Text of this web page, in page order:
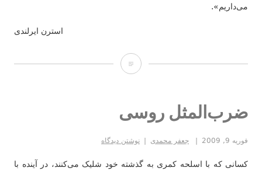
می‌داریم».
استرن ایرلندی
محبت
ضرب‌المثل روسی
فوریه 9, 2009 جعفر محمدی نوشتن دیدگاه
کسانی که با اسلحه کمری به گذشته خود شلیک می‌کنند، در آینده با